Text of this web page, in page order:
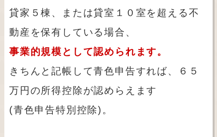
貸家５棟、または貸室１０室を超える不
動産を保有している場合、
事業的規模として認められます。
きちんと記帳して青色申告すれば、６５
万円の所得控除が認めらえます
(青色申告特別控除)。